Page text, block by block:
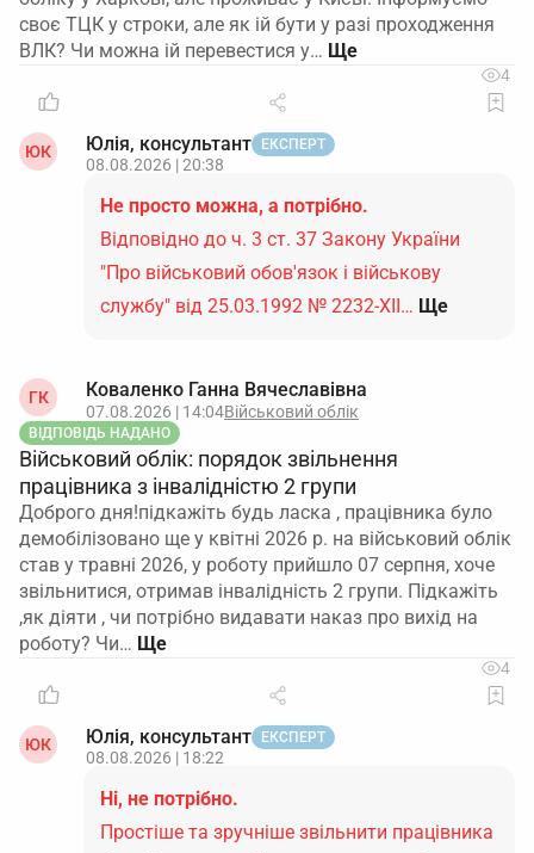
своє ТЦК у строки, але як ій бути у разі проходження
ВЛК? Чи можна ій перевестися у…
4
ЮК Юлія, консультант ЕКСПЕРТ
08.08.2026 | 20:38
Не просто можна, а потрібно.
Відповідно до ч. 3 ст. 37 Закону України
"Про військовий обов'язок і військову
службу" від 25.03.1992 № 2232-ХІІ… Ще
ГК Коваленко Ганна Вячеславівна
07.08.2026 | 14:04Військовий облік
ВІДПОВІДЬ НАДАНО
Військовий облік: порядок звільнення
працівника з інвалідністю 2 групи
Доброго дня!підкажіть будь ласка , працівника було
демобілізовано ще у квітні 2026 р. на військовий облік
став у травні 2026, у роботу прийшло 07 серпня, хоче
звільнитися, отримав інвалідність 2 групи. Підкажіть
,як діяти , чи потрібно видавати наказ про вихід на
роботу? Чи…
4
ЮК Юлія, консультант ЕКСПЕРТ
08.08.2026 | 18:22
Ні, не потрібно.
Простіше та зручніше звільнити працівника